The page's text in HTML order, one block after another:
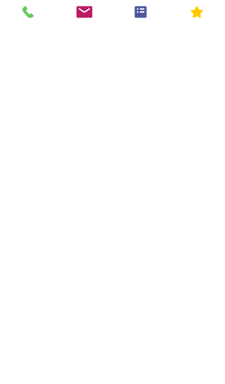
personeelsvertegenwoordiging (pvt).